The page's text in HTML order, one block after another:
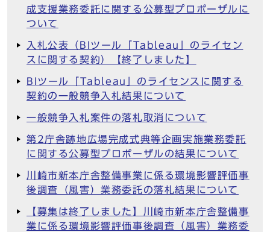
成支援業務委託に関する公募型プロポーザルに
ついて
入札公表（BIツール「Tableau」のライセン
スに関する契約）【終了しました】
BIツール「Tableau」のライセンスに関する
契約の一般競争入札結果について
一般競争入札案件の落札取消について
第2庁舎跡地広場完成式典等企画実施業務委託
に関する公募型プロポーザルの結果について
川崎市新本庁舎整備事業に係る環境影響評価事
後調査（風害）業務委託の落札結果について
【募集は終了しました】川崎市新本庁舎整備事
業に係る環境影響評価事後調査（風害）業務委